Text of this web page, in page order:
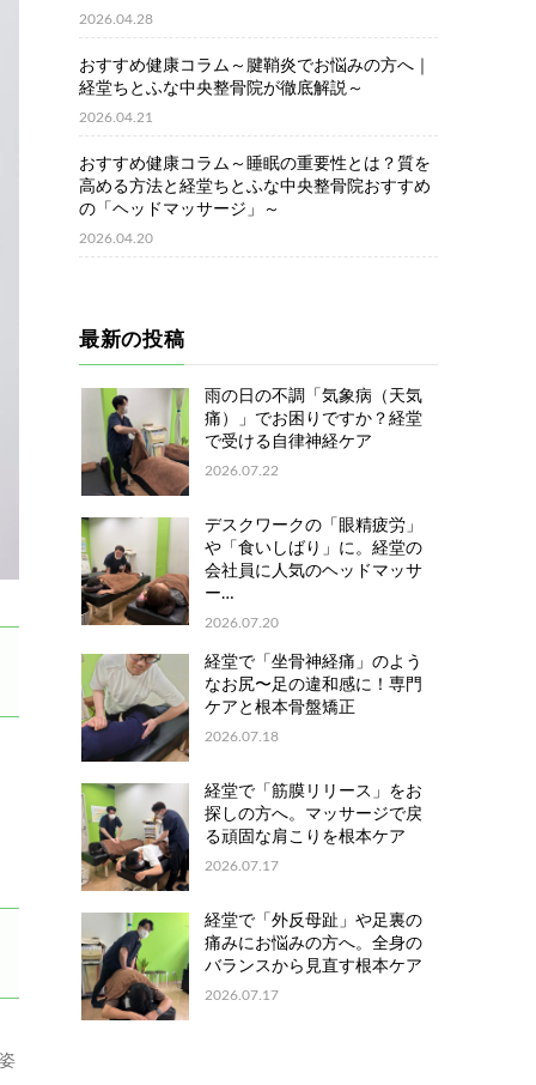
2026.04.28
おすすめ健康コラム～腱鞘炎でお悩みの方へ｜
経堂ちとふな中央整骨院が徹底解説～
2026.04.21
おすすめ健康コラム～睡眠の重要性とは？質を
高める方法と経堂ちとふな中央整骨院おすすめ
の「ヘッドマッサージ」～
2026.04.20
最新の投稿
雨の日の不調「気象病（天気
痛）」でお困りですか？経堂
で受ける自律神経ケア
2026.07.22
デスクワークの「眼精疲労」
や「食いしばり」に。経堂の
会社員に人気のヘッドマッサ
ー…
2026.07.20
経堂で「坐骨神経痛」のよう
なお尻〜足の違和感に！専門
ケアと根本骨盤矯正
2026.07.18
経堂で「筋膜リリース」をお
探しの方へ。マッサージで戻
る頑固な肩こりを根本ケア
2026.07.17
経堂で「外反母趾」や足裏の
痛みにお悩みの方へ。全身の
バランスから見直す根本ケア
2026.07.17